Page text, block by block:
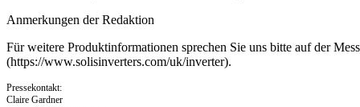
Anmerkungen der Redaktion
Für weitere Produktinformationen sprechen Sie uns bitte auf der
(https://www.solisinverters.com/uk/inverter).
Pressekontakt:
Claire Gardner